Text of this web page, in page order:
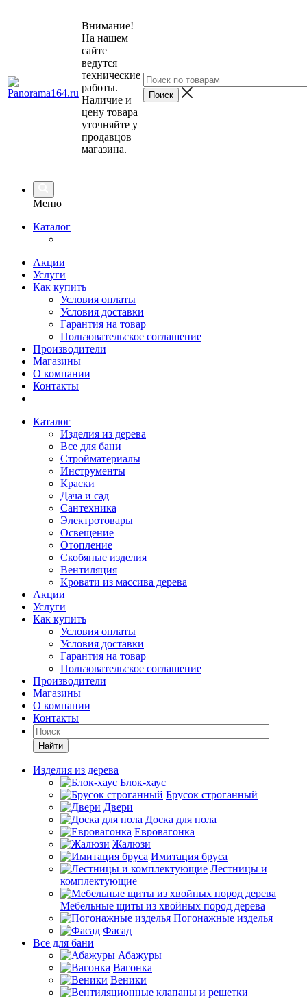
Внимание!
На нашем
сайте
ведутся
технические
работы.
Наличие и
цену товара
уточняйте у
продавцов
магазина.
Меню
Каталог
Акции
Услуги
Как купить
Условия оплаты
Условия доставки
Гарантия на товар
Пользовательское соглашение
Производители
Магазины
О компании
Контакты
Каталог
Изделия из дерева
Все для бани
Стройматериалы
Инструменты
Краски
Дача и сад
Сантехника
Электротовары
Освещение
Отопление
Скобяные изделия
Вентиляция
Кровати из массива дерева
Акции
Услуги
Как купить
Условия оплаты
Условия доставки
Гарантия на товар
Пользовательское соглашение
Производители
Магазины
О компании
Контакты
Найти
Изделия из дерева
Блок-хаус
Брусок строганный
Двери
Доска для пола
Евровагонка
Жалюзи
Имитация бруса
Лестницы и
комплектующие
Мебельные щиты из хвойных пород дерева
Погонажные изделья
Фасад
Все для бани
Абажуры
Вагонка
Веники